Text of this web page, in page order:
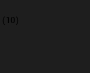
(10)